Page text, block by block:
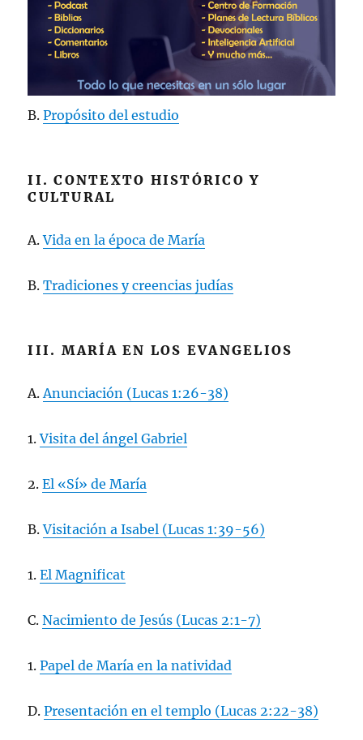
B.Propósito del estudio
II. CONTEXTO HISTÓRICO Y
CULTURAL
A.Vida en la época de María
B.Tradiciones y creencias judías
III. MARÍA EN LOS EVANGELIOS
A. Anunciación (Lucas 1:26-38)
1.Visita del ángel Gabriel
2.El «Sí» de María
B.Visitación a Isabel (Lucas 1:39-56)
1.El Magnificat
C.Nacimiento de Jesús (Lucas 2:1-7)
1.Papel de María en la natividad
D.Presentación en el templo (Lucas 2:22-38)